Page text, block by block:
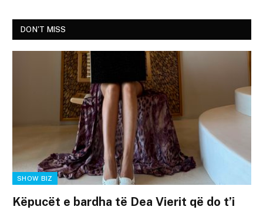
DON'T MISS
SHOW BIZ
Këpucët e bardha të Dea Vierit që do t’i